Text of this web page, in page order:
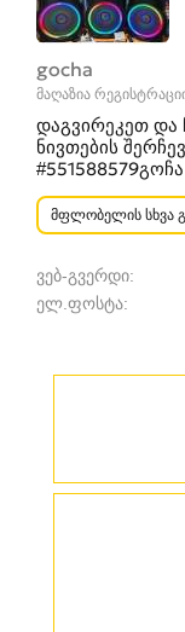
gocha
მაღაზია
დაგვირეკეთ და
ნივთების
მფლობელის სხვა
ვებ-გვერდი
ელ.ფოსტა